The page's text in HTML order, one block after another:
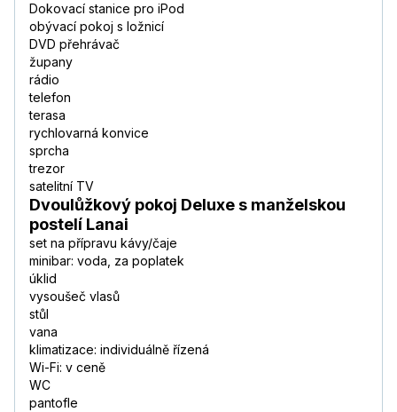
Dokovací stanice pro iPod
obývací pokoj s ložnicí
DVD přehrávač
župany
rádio
telefon
terasa
rychlovarná konvice
sprcha
trezor
satelitní TV
Dvoulůžkový pokoj Deluxe s manželskou
postelí Lanai
set na přípravu kávy/čaje
minibar: voda, za poplatek
úklid
vysoušeč vlasů
stůl
vana
klimatizace: individuálně řízená
Wi-Fi: v ceně
WC
pantofle